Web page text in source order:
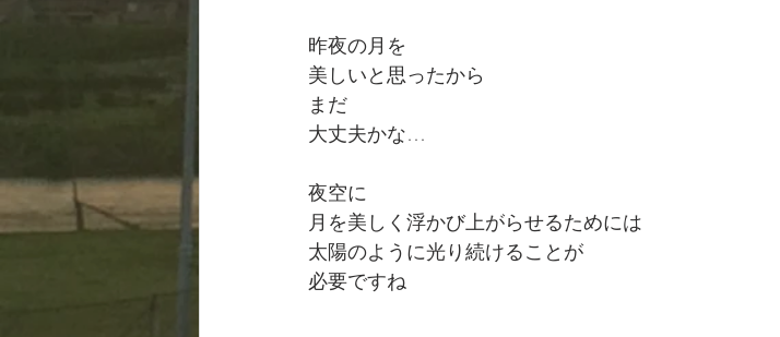
昨夜の月を
美しいと思ったから
まだ
大丈夫かな…
夜空に
月を美しく浮かび上がらせるためには
太陽のように光り続けることが
必要ですね